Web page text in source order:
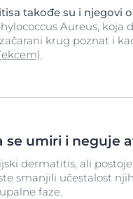
takođe su i njegovi
Aureus, koja
krug poznat i
se umiri i neguje
dermatitis, ali
smanjili učestalost
faze.